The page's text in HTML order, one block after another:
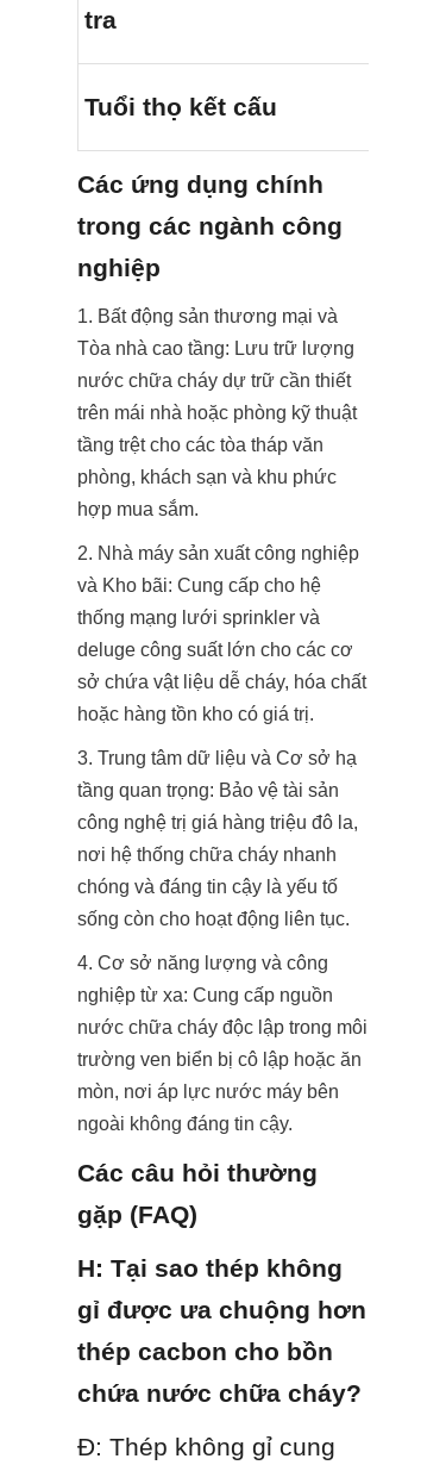
tra
Tuổi thọ kết cấu
Các ứng dụng chính
trong các ngành công
nghiệp
1. Bất động sản thương mại và
Tòa nhà cao tầng: Lưu trữ lượng
nước chữa cháy dự trữ cần thiết
trên mái nhà hoặc phòng kỹ thuật
tầng trệt cho các tòa tháp văn
phòng, khách sạn và khu phức
hợp mua sắm.
2. Nhà máy sản xuất công nghiệp
và Kho bãi: Cung cấp cho hệ
thống mạng lưới sprinkler và
deluge công suất lớn cho các cơ
sở chứa vật liệu dễ cháy, hóa chất
hoặc hàng tồn kho có giá trị.
3. Trung tâm dữ liệu và Cơ sở hạ
tầng quan trọng: Bảo vệ tài sản
công nghệ trị giá hàng triệu đô la,
nơi hệ thống chữa cháy nhanh
chóng và đáng tin cậy là yếu tố
sống còn cho hoạt động liên tục.
4. Cơ sở năng lượng và công
nghiệp từ xa: Cung cấp nguồn
nước chữa cháy độc lập trong môi
trường ven biển bị cô lập hoặc ăn
mòn, nơi áp lực nước máy bên
ngoài không đáng tin cậy.
Các câu hỏi thường
gặp (FAQ)
H: Tại sao thép không
gỉ được ưa chuộng hơn
thép cacbon cho bồn
chứa nước chữa cháy?
Đ: Thép không gỉ cung